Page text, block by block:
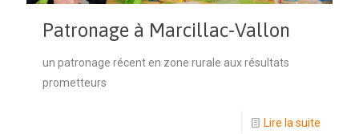
Patronage à Marcillac-Vallon
un patronage récent en zone rurale aux résultats
prometteurs
Lire la suite